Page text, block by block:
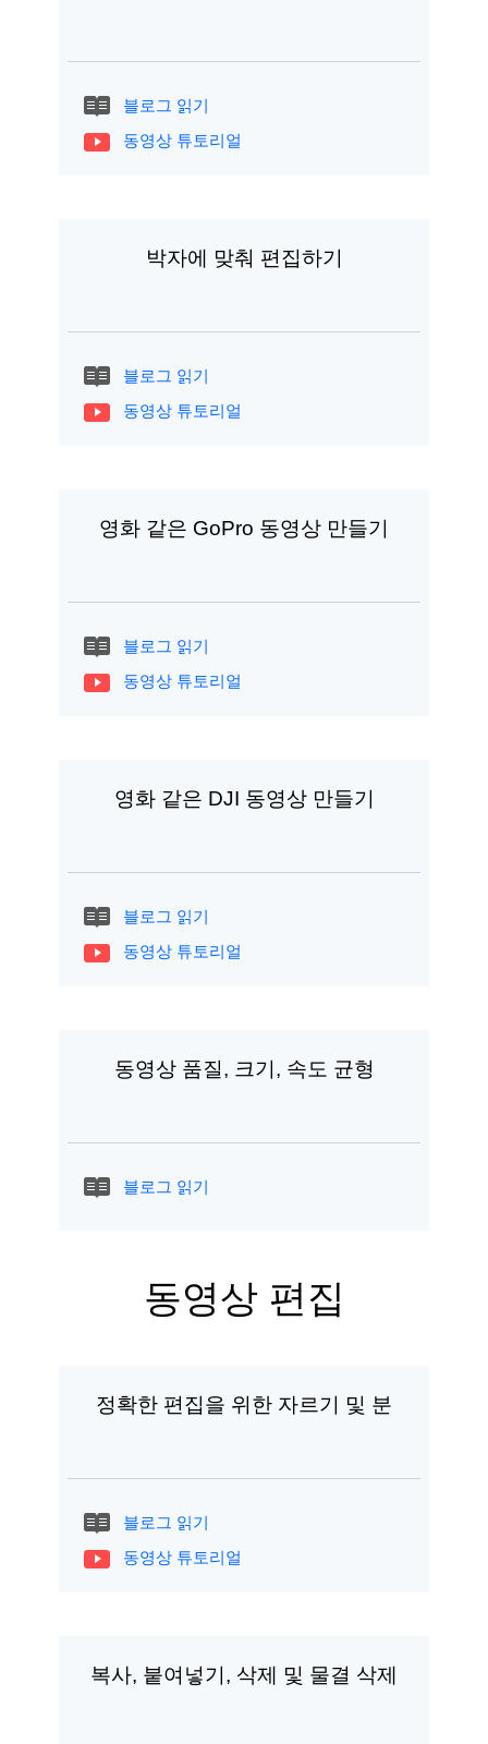
블로그 읽기
동영상 튜토리얼
박자에 맞춰 편집하기
블로그 읽기
동영상 튜토리얼
영화 같은 GoPro 동영상 만들기
블로그 읽기
동영상 튜토리얼
영화 같은 DJI 동영상 만들기
블로그 읽기
동영상 튜토리얼
동영상 품질, 크기, 속도 균형
블로그 읽기
동영상 편집
정확한 편집을 위한 자르기 및 분
블로그 읽기
동영상 튜토리얼
복사, 붙여넣기, 삭제 및 물결 삭제